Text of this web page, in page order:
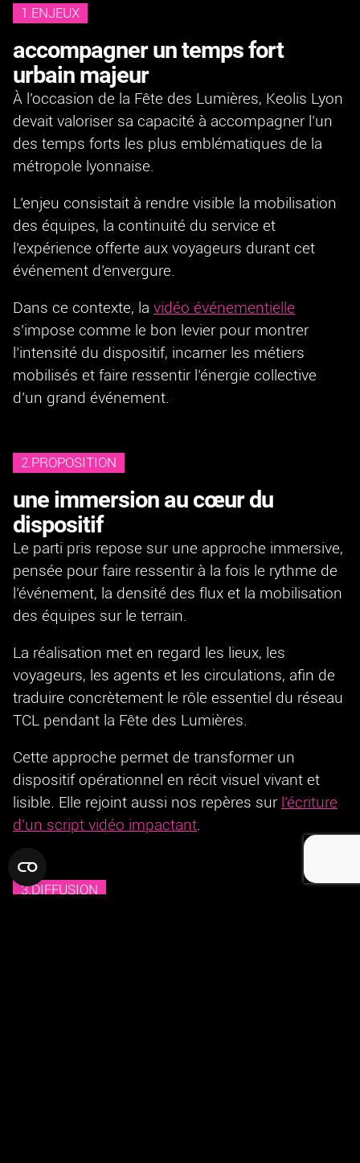
1.ENJEUX
accompagner un temps fort
urbain majeur
À l’occasion de la Fête des Lumières, Keolis Lyon
devait valoriser sa capacité à accompagner l’un
des temps forts les plus emblématiques de la
métropole lyonnaise.
L’enjeu consistait à rendre visible la mobilisation
des équipes, la continuité du service et
l’expérience offerte aux voyageurs durant cet
événement d’envergure.
Dans ce contexte, la vidéo événementielle
s’impose comme le bon levier pour montrer
l’intensité du dispositif, incarner les métiers
mobilisés et faire ressentir l’énergie collective
d’un grand événement.
2.PROPOSITION
une immersion au cœur du
dispositif
Le parti pris repose sur une approche immersive,
pensée pour faire ressentir à la fois le rythme de
l’événement, la densité des flux et la mobilisation
des équipes sur le terrain.
La réalisation met en regard les lieux, les
voyageurs, les agents et les circulations, afin de
traduire concrètement le rôle essentiel du réseau
TCL pendant la Fête des Lumières.
Cette approche permet de transformer un
dispositif opérationnel en récit visuel vivant et
lisible. Elle rejoint aussi nos repères sur l’écriture
d’un script vidéo impactant.
3.DIFFUSION